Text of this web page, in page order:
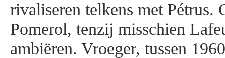
rivaliseren telkens met Pétrus.
Pomerol, tenzij misschien
ambiëren. Vroeger, tussen